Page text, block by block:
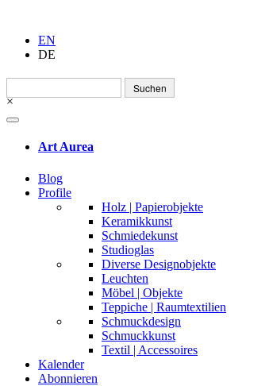
EN
DE
Suchen
nach:
×
Art Aurea
Blog
Profile
Holz | Papierobjekte
Keramikkunst
Schmiedekunst
Studioglas
Diverse Designobjekte
Leuchten
Möbel | Objekte
Teppiche | Raumtextilien
Schmuckdesign
Schmuckkunst
Textil | Accessoires
Kalender
Abonnieren